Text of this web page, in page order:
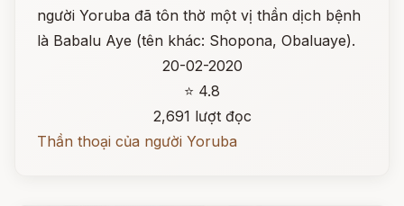
người Yoruba đã tôn thờ một vị thần dịch bệnh
là Babalu Aye (tên khác: Shopona, Obaluaye).
20-02-2020
⭐ 4.8
2,691 lượt đọc
Thần thoại của người Yoruba